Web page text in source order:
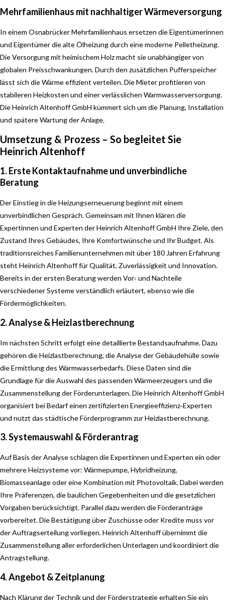
Mehrfamilienhaus mit nachhaltiger Wärmeversorgung
In einem Osnabrücker Mehrfamilienhaus ersetzen die Eigentümerinnen
und Eigentümer die alte Ölheizung durch eine moderne Pelletheizung.
Die Versorgung mit heimischem Holz macht sie unabhängiger von
globalen Preisschwankungen. Durch den zusätzlichen Pufferspeicher
lässt sich die Wärme effizient verteilen. Die Mieter profitieren von
stabileren Heizkosten und einer verlässlichen Warmwasserversorgung.
Die Heinrich Altenhoff GmbH kümmert sich um die Planung, Installation
und spätere Wartung der Anlage.
Umsetzung & Prozess – So begleitet Sie
Heinrich Altenhoff
1. Erste Kontaktaufnahme und unverbindliche
Beratung
Der Einstieg in die Heizungserneuerung beginnt mit einem
unverbindlichen Gespräch. Gemeinsam mit Ihnen klären die
Expertinnen und Experten der Heinrich Altenhoff GmbH Ihre Ziele, den
Zustand Ihres Gebäudes, Ihre Komfortwünsche und Ihr Budget. Als
traditionsreiches Familienunternehmen mit über 180 Jahren Erfahrung
steht Heinrich Altenhoff für Qualität, Zuverlässigkeit und Innovation.
Bereits in der ersten Beratung werden Vor‑ und Nachteile
verschiedener Systeme verständlich erläutert, ebenso wie die
Fördermöglichkeiten.
2. Analyse & Heizlastberechnung
Im nächsten Schritt erfolgt eine detaillierte Bestandsaufnahme. Dazu
gehören die Heizlastberechnung, die Analyse der Gebäudehülle sowie
die Ermittlung des Warmwasserbedarfs. Diese Daten sind die
Grundlage für die Auswahl des passenden Wärmeerzeugers und die
Zusammenstellung der Förderunterlagen. Die Heinrich Altenhoff GmbH
organisiert bei Bedarf einen zertifizierten Energieeffizienz‑Experten
und nutzt das städtische Förderprogramm zur Heizlastberechnung.
3. Systemauswahl & Förderantrag
Auf Basis der Analyse schlagen die Expertinnen und Experten ein oder
mehrere Heizsysteme vor: Wärmepumpe, Hybridheizung,
Biomasseanlage oder eine Kombination mit Photovoltaik. Dabei werden
Ihre Präferenzen, die baulichen Gegebenheiten und die gesetzlichen
Vorgaben berücksichtigt. Parallel dazu werden die Förderanträge
vorbereitet. Die Bestätigung über Zuschüsse oder Kredite muss vor
der Auftragserteilung vorliegen. Heinrich Altenhoff übernimmt die
Zusammenstellung aller erforderlichen Unterlagen und koordiniert die
Antragstellung.
4. Angebot & Zeitplanung
Nach Klärung der Technik und der Förderstrategie erhalten Sie ein